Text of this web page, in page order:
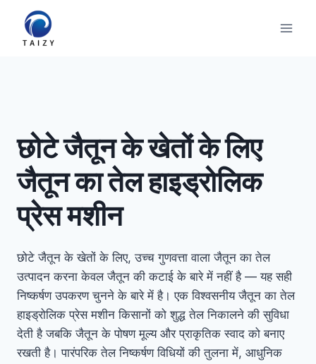
content
छोटे जैतून के खेतों के लिए
जैतून का तेल हाइड्रोलिक
प्रेस मशीन
छोटे जैतून के खेतों के लिए, उच्च गुणवत्ता वाला जैतून का तेल
उत्पादन करना केवल जैतून की कटाई के बारे में नहीं है — यह सही
निष्कर्षण उपकरण चुनने के बारे में है। एक विश्वसनीय जैतून का तेल
हाइड्रोलिक प्रेस मशीन किसानों को शुद्ध तेल निकालने की सुविधा
देती है जबकि जैतून के पोषण मूल्य और प्राकृतिक स्वाद को बनाए
रखती है। पारंपरिक तेल निष्कर्षण विधियों की तुलना में, आधुनिक